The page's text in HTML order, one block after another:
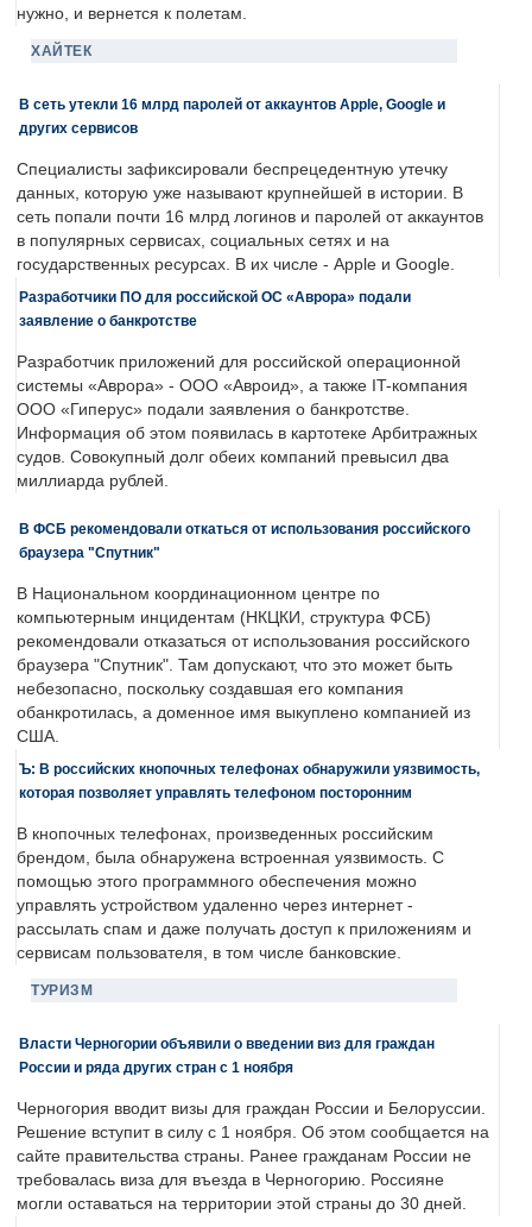
нужно, и вернется к полетам.
ХАЙТЕК
В сеть утекли 16 млрд паролей от аккаунтов Apple, Google и
других сервисов
Специалисты зафиксировали беспрецедентную утечку
данных, которую уже называют крупнейшей в истории. В
сеть попали почти 16 млрд логинов и паролей от аккаунтов
в популярных сервисах, социальных сетях и на
государственных ресурсах. В их числе - Apple и Google.
Разработчики ПО для российской ОС «Аврора» подали
заявление о банкротстве
Разработчик приложений для российской операционной
системы «Аврора» - ООО «Авроид», а также IT-компания
ООО «Гиперус» подали заявления о банкротстве.
Информация об этом появилась в картотеке Арбитражных
судов. Совокупный долг обеих компаний превысил два
миллиарда рублей.
В ФСБ рекомендовали откаться от использования российского
браузера "Спутник"
В Национальном координационном центре по
компьютерным инцидентам (НКЦКИ, структура ФСБ)
рекомендовали отказаться от использования российского
браузера "Спутник". Там допускают, что это может быть
небезопасно, поскольку создавшая его компания
обанкротилась, а доменное имя выкуплено компанией из
США.
Ъ: В российских кнопочных телефонах обнаружили уязвимость,
которая позволяет управлять телефоном посторонним
В кнопочных телефонах, произведенных российским
брендом, была обнаружена встроенная уязвимость. С
помощью этого программного обеспечения можно
управлять устройством удаленно через интернет -
рассылать спам и даже получать доступ к приложениям и
сервисам пользователя, в том числе банковские.
ТУРИЗМ
Власти Черногории объявили о введении виз для граждан
России и ряда других стран с 1 ноября
Черногория вводит визы для граждан России и Белоруссии.
Решение вступит в силу с 1 ноября. Об этом сообщается на
сайте правительства страны. Ранее гражданам России не
требовалась виза для въезда в Черногорию. Россияне
могли оставаться на территории этой страны до 30 дней.